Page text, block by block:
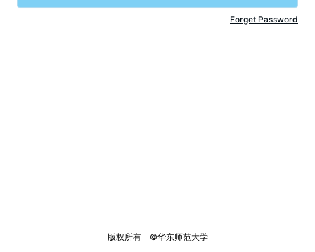
Forget Password
版权所有    ©华东师范大学